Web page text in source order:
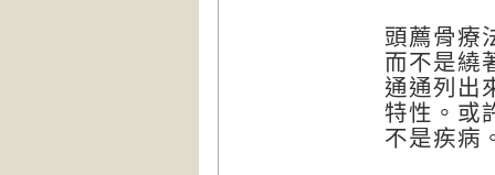
頭薦骨療
而不是繞
通通列出
特性。或
不是疾病